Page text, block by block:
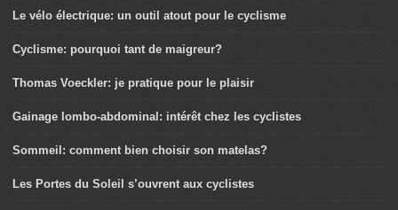
Le vélo électrique: un outil atout pour le cyclisme
Cyclisme: pourquoi tant de maigreur?
Thomas Voeckler: je pratique pour le plaisir
Gainage lombo-abdominal: intérêt chez les cyclistes
Sommeil: comment bien choisir son matelas?
Les Portes du Soleil s’ouvrent aux cyclistes